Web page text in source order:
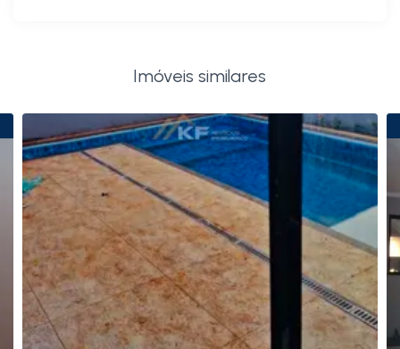
Imóveis similares